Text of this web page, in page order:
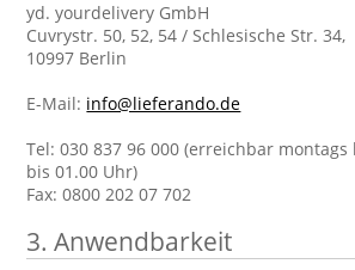
yd. yourdelivery GmbH
Cuvrystr. 50, 52, 54 / Schlesische Str. 34,
10997 Berlin
E-Mail: info@lieferando.de
Tel: 030 837 96 000 (erreichbar
bis 01.00 Uhr)
Fax: 0800 202 07 702
3. Anwendbarkeit